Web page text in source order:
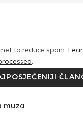
to reduce spam.
.
muza